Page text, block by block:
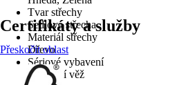
Tvar střechy
Sedlová střecha
Materiál střechy
Dřevo
Sériové vybavení
Základní věž
Certifikáty a služby
Přeskočit oblast